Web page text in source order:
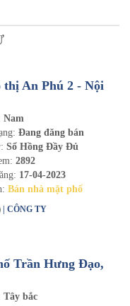
thị An Phú 2 - Nội
Nam
Đang đăng bán
Sổ Hồng Đầy Đủ
2892
17-04-2023
Bán nhà mặt phố
| CÔNG TY
Trần Hưng Đạo,
Tây bắc